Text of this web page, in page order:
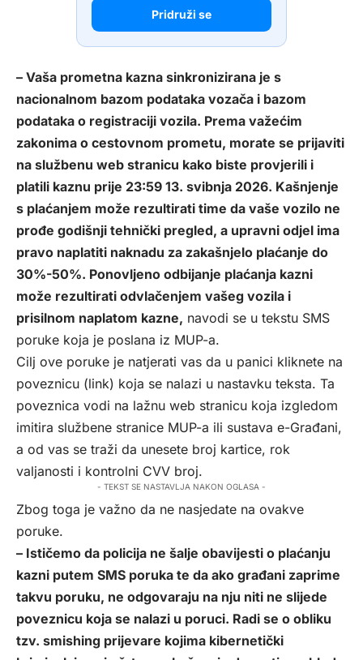
Pridruži se
– Vaša prometna kazna sinkronizirana je s
nacionalnom bazom podataka vozača i bazom
podataka o registraciji vozila. Prema važećim
zakonima o cestovnom prometu, morate se prijaviti
na službenu web stranicu kako biste provjerili i
platili kaznu prije 23:59 13. svibnja 2026. Kašnjenje
s plaćanjem može rezultirati time da vaše vozilo ne
prođe godišnji tehnički pregled, a upravni odjel ima
pravo naplatiti naknadu za zakašnjelo plaćanje do
30%-50%. Ponovljeno odbijanje plaćanja kazni
može rezultirati odvlačenjem vašeg vozila i
prisilnom naplatom kazne, navodi se u tekstu SMS
poruke koja je poslana iz MUP-a.
Cilj ove poruke je natjerati vas da u panici kliknete na
poveznicu (link) koja se nalazi u nastavku teksta. Ta
poveznica vodi na lažnu web stranicu koja izgledom
imitira službene stranice MUP-a ili sustava e-Građani,
a od vas se traži da unesete broj kartice, rok
valjanosti i kontrolni CVV broj.
- TEKST SE NASTAVLJA NAKON OGLASA -
Zbog toga je važno da ne nasjedate na ovakve
poruke.
– Ističemo da policija ne šalje obavijesti o plaćanju
kazni putem SMS poruka te da ako građani zaprime
takvu poruku, ne odgovaraju na nju niti ne slijede
poveznicu koja se nalazi u poruci. Radi se o obliku
tzv. smishing prijevare kojima kibernetički